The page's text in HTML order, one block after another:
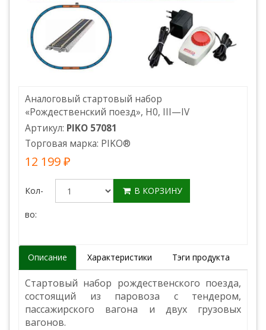
Аналоговый стартовый набор
«Рождественский поезд», H0, III—IV
Артикул: PIKO 57081
Торговая марка: PIKO®
12 199 ₽
Кол-
во:
В КОРЗИНУ
Описание Характеристики Тэги продукта
Стартовый набор рождественского поезда,
состоящий из паровоза с тендером,
пассажирского вагона и двух грузовых
вагонов.